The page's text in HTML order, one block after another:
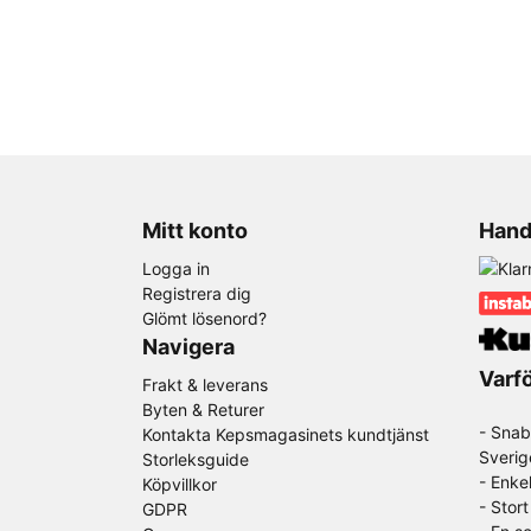
Mitt konto
Logga in
Registrera dig
Glömt lösenord?
Navigera
Frakt & leverans
Byten & Returer
Kontakta Kepsmagasinets kundtjänst
Storleksguide
Köpvillkor
GDPR
-
-
-